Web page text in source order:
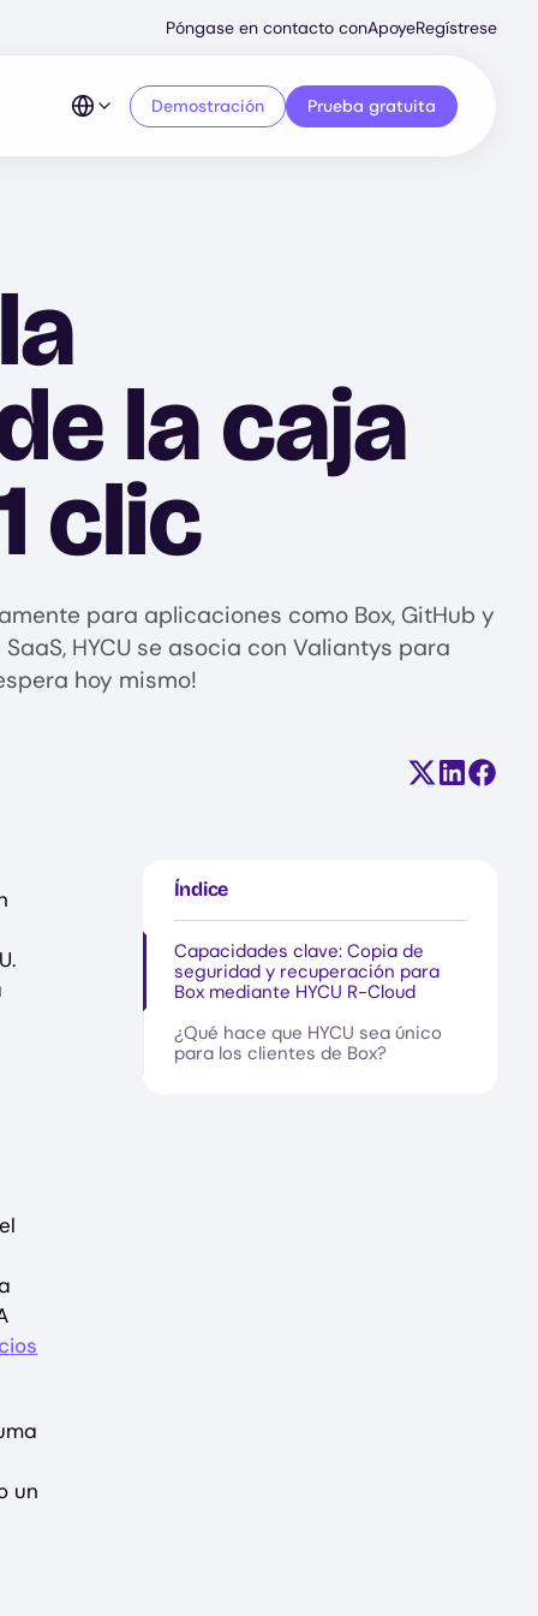
Secondary
Menu
Póngase en contacto conApoyeRegístrese
Demostración Prueba gratuita
la caja
clic
para aplicaciones como Box, GitHub y
HYCU se asocia con Valiantys para
hoy mismo!
Compartir
un
Índice
Capacidades clave: Copia de
seguridad y recuperación para
Box mediante HYCU R-Cloud
¿Qué hace que HYCU sea único
para los clientes de Box?